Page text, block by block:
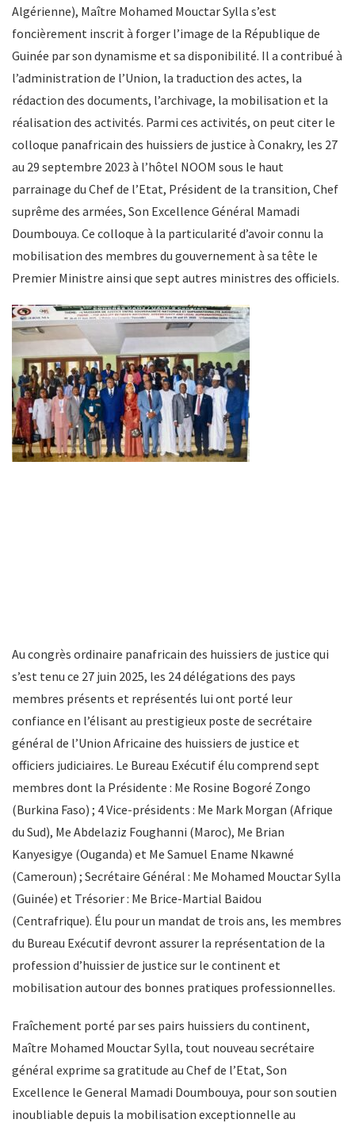
Algérienne), Maître Mohamed Mouctar Sylla s’est
foncièrement inscrit à forger l’image de la République de
Guinée par son dynamisme et sa disponibilité. Il a contribué à
l’administration de l’Union, la traduction des actes, la
rédaction des documents, l’archivage, la mobilisation et la
réalisation des activités. Parmi ces activités, on peut citer le
colloque panafricain des huissiers de justice à Conakry, les 27
au 29 septembre 2023 à l’hôtel NOOM sous le haut
parrainage du Chef de l’Etat, Président de la transition, Chef
suprême des armées, Son Excellence Général Mamadi
Doumbouya. Ce colloque à la particularité d’avoir connu la
mobilisation des membres du gouvernement à sa tête le
Premier Ministre ainsi que sept autres ministres des officiels.
Au congrès ordinaire panafricain des huissiers de justice qui
s’est tenu ce 27 juin 2025, les 24 délégations des pays
membres présents et représentés lui ont porté leur
confiance en l’élisant au prestigieux poste de secrétaire
général de l’Union Africaine des huissiers de justice et
officiers judiciaires. Le Bureau Exécutif élu comprend sept
membres dont la Présidente : Me Rosine Bogoré Zongo
(Burkina Faso) ; 4 Vice-présidents : Me Mark Morgan (Afrique
du Sud), Me Abdelaziz Foughanni (Maroc), Me Brian
Kanyesigye (Ouganda) et Me Samuel Ename Nkawné
(Cameroun) ; Secrétaire Général : Me Mohamed Mouctar Sylla
(Guinée) et Trésorier : Me Brice-Martial Baidou
(Centrafrique). Élu pour un mandat de trois ans, les membres
du Bureau Exécutif devront assurer la représentation de la
profession d’huissier de justice sur le continent et
mobilisation autour des bonnes pratiques professionnelles.
Fraîchement porté par ses pairs huissiers du continent,
Maître Mohamed Mouctar Sylla, tout nouveau secrétaire
général exprime sa gratitude au Chef de l’Etat, Son
Excellence le General Mamadi Doumbouya, pour son soutien
inoubliable depuis la mobilisation exceptionnelle au